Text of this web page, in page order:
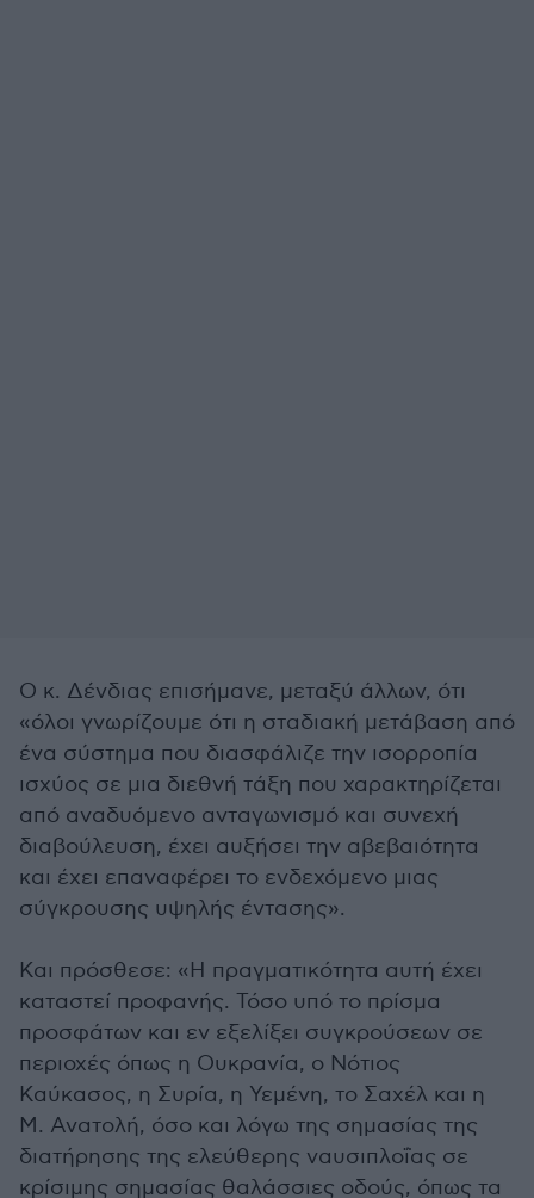
Ο κ. Δένδιας επισήμανε, μεταξύ άλλων, ότι
«όλοι γνωρίζουμε ότι η σταδιακή μετάβαση από
ένα σύστημα που διασφάλιζε την ισορροπία
ισχύος σε μια διεθνή τάξη που χαρακτηρίζεται
από αναδυόμενο ανταγωνισμό και συνεχή
διαβούλευση, έχει αυξήσει την αβεβαιότητα
και έχει επαναφέρει το ενδεχόμενο μιας
σύγκρουσης υψηλής έντασης».
Και πρόσθεσε: «Η πραγματικότητα αυτή έχει
καταστεί προφανής. Τόσο υπό το πρίσμα
προσφάτων και εν εξελίξει συγκρούσεων σε
περιοχές όπως η Ουκρανία, ο Νότιος
Καύκασος, η Συρία, η Υεμένη, το Σαχέλ και η
Μ. Ανατολή, όσο και λόγω της σημασίας της
διατήρησης της ελεύθερης ναυσιπλοΐας σε
κρίσιμης σημασίας θαλάσσιες οδούς, όπως τα